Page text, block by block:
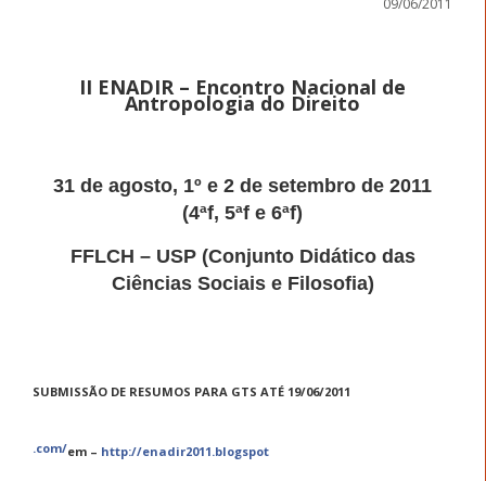
II ENADIR – Encontro Nacional de
Antropologia do Direito
31 de agosto, 1º e 2 de setembro de 2011
(4ªf, 5ªf e 6ªf)
FFLCH – USP (Conjunto Didático das
Ciências Sociais e Filosofia)
SUBMISSÃO DE RESUMOS PARA GTS ATÉ 19/06/2011
em – http://enadir2011.blogspot
.com/